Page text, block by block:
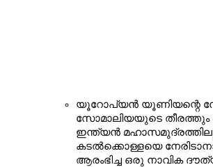
യൂറോപ്യൻ യൂണിയന്റെ
സോമാലിയയുടെ തീരത്തും
ഇന്ത്യൻ
കടൽക്കൊള്ളയെ
ആരംഭിച്ച ഒരു നാവിക